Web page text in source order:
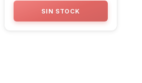
SIN STOCK